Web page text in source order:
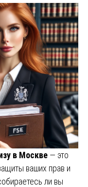
в Москве — это
ваших прав и
ли вы